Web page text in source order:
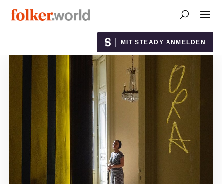
MIT STEADY ANMELDEN